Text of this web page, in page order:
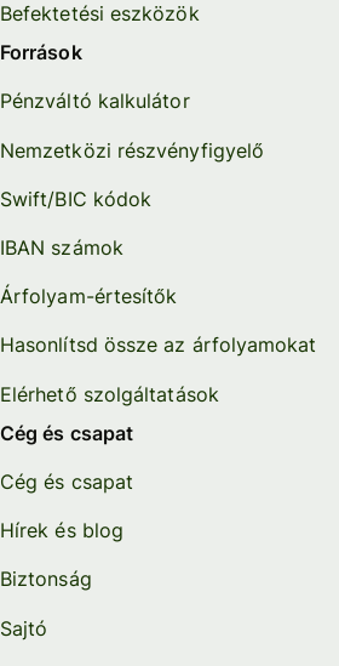
Befektetési eszközök
Források
Pénzváltó kalkulátor
Nemzetközi részvényfigyelő
Swift/BIC kódok
IBAN számok
Árfolyam-értesítők
Hasonlítsd össze az árfolyamokat
Elérhető szolgáltatások
Cég és csapat
Cég és csapat
Hírek és blog
Biztonság
Sajtó